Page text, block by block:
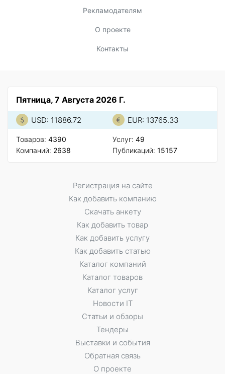
Рекламодателям
О проекте
Контакты
Пятница, 7 Августа 2026 Г.
USD: 11886.72 EUR: 13765.33
Товаров: 4390
Компаний: 2638
Услуг: 49
Публикаций: 15157
Регистрация на сайте
Как добавить компанию
Скачать анкету
Как добавить товар
Как добавить услугу
Как добавить статью
Каталог компаний
Каталог товаров
Каталог услуг
Новости IT
Статьи и обзоры
Тендеры
Выставки и события
Обратная связь
О проекте